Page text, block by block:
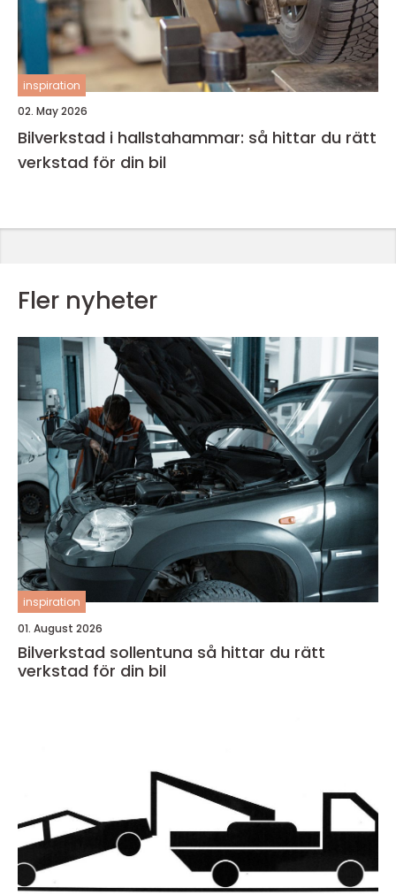
inspiration
02. May 2026
Bilverkstad i hallstahammar: så hittar du rätt
verkstad för din bil
Fler nyheter
inspiration
01. August 2026
Bilverkstad sollentuna så hittar du rätt
verkstad för din bil